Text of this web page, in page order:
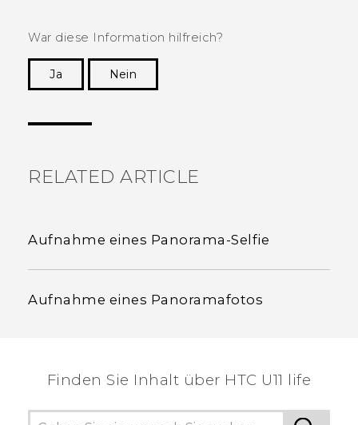
War diese Information hilfreich?
Ja
Nein
RELATED ARTICLE
Aufnahme eines Panorama-Selfie
Aufnahme eines Panoramafotos
Finden Sie Inhalt über‎ HTC U11 life